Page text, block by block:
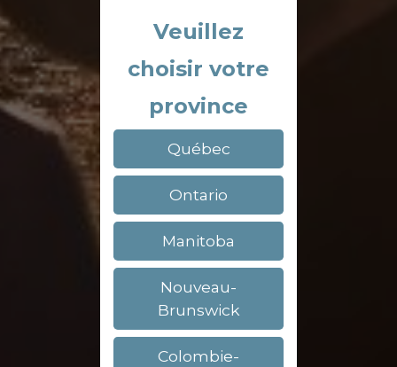
Veuillez
choisir votre
province
Québec
Ontario
Manitoba
Nouveau-
Brunswick
Colombie-